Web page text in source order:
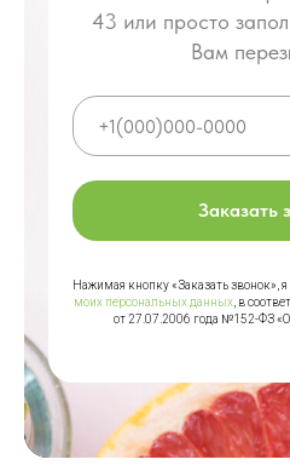
43 или просто
Вам
Заказать
Нажимая кнопку «Заказать звонок»,
моих персональных данных , в
от 27.07.2006 года №152-ФЗ